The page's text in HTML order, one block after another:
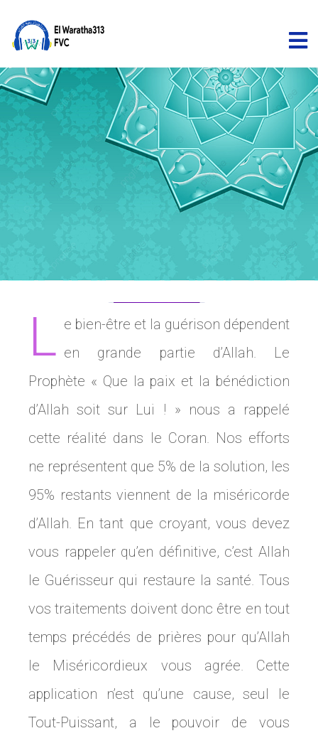
L e bien-être et la guérison dépendent
en grande partie d’Allah. Le
Prophète « Que la paix et la bénédiction
d’Allah soit sur Lui ! » nous a rappelé
cette réalité dans le Coran. Nos efforts
ne représentent que 5% de la solution, les
95% restants viennent de la miséricorde
d’Allah. En tant que croyant, vous devez
vous rappeler qu’en définitive, c’est Allah
le Guérisseur qui restaure la santé. Tous
vos traitements doivent donc être en tout
temps précédés de prières pour qu’Allah
le Miséricordieux vous agrée. Cette
application n’est qu’une cause, seul le
Tout-Puissant, a le pouvoir de vous